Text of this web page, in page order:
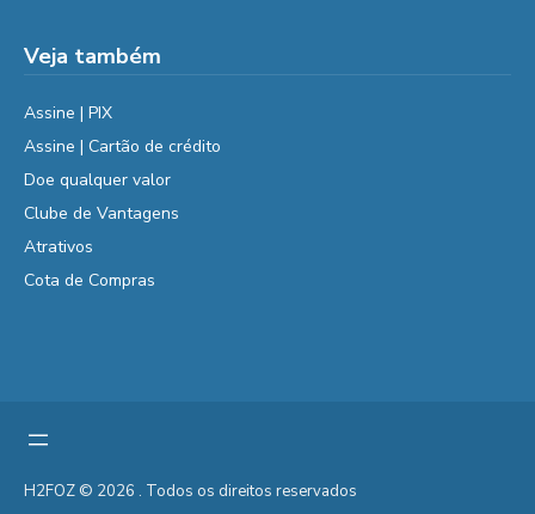
Veja também
Assine | PIX
Assine | Cartão de crédito
Doe qualquer valor
Clube de Vantagens
Atrativos
Cota de Compras
H2FOZ © 2026 . Todos os direitos reservados